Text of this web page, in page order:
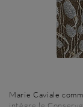
Marie Caviale